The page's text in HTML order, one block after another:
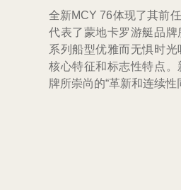
全新MCY 76体现了其前
代表了蒙地卡罗游艇品
系列船型优雅而无惧时
核心特征和标志性特点
牌所崇尚的“革新和连续性